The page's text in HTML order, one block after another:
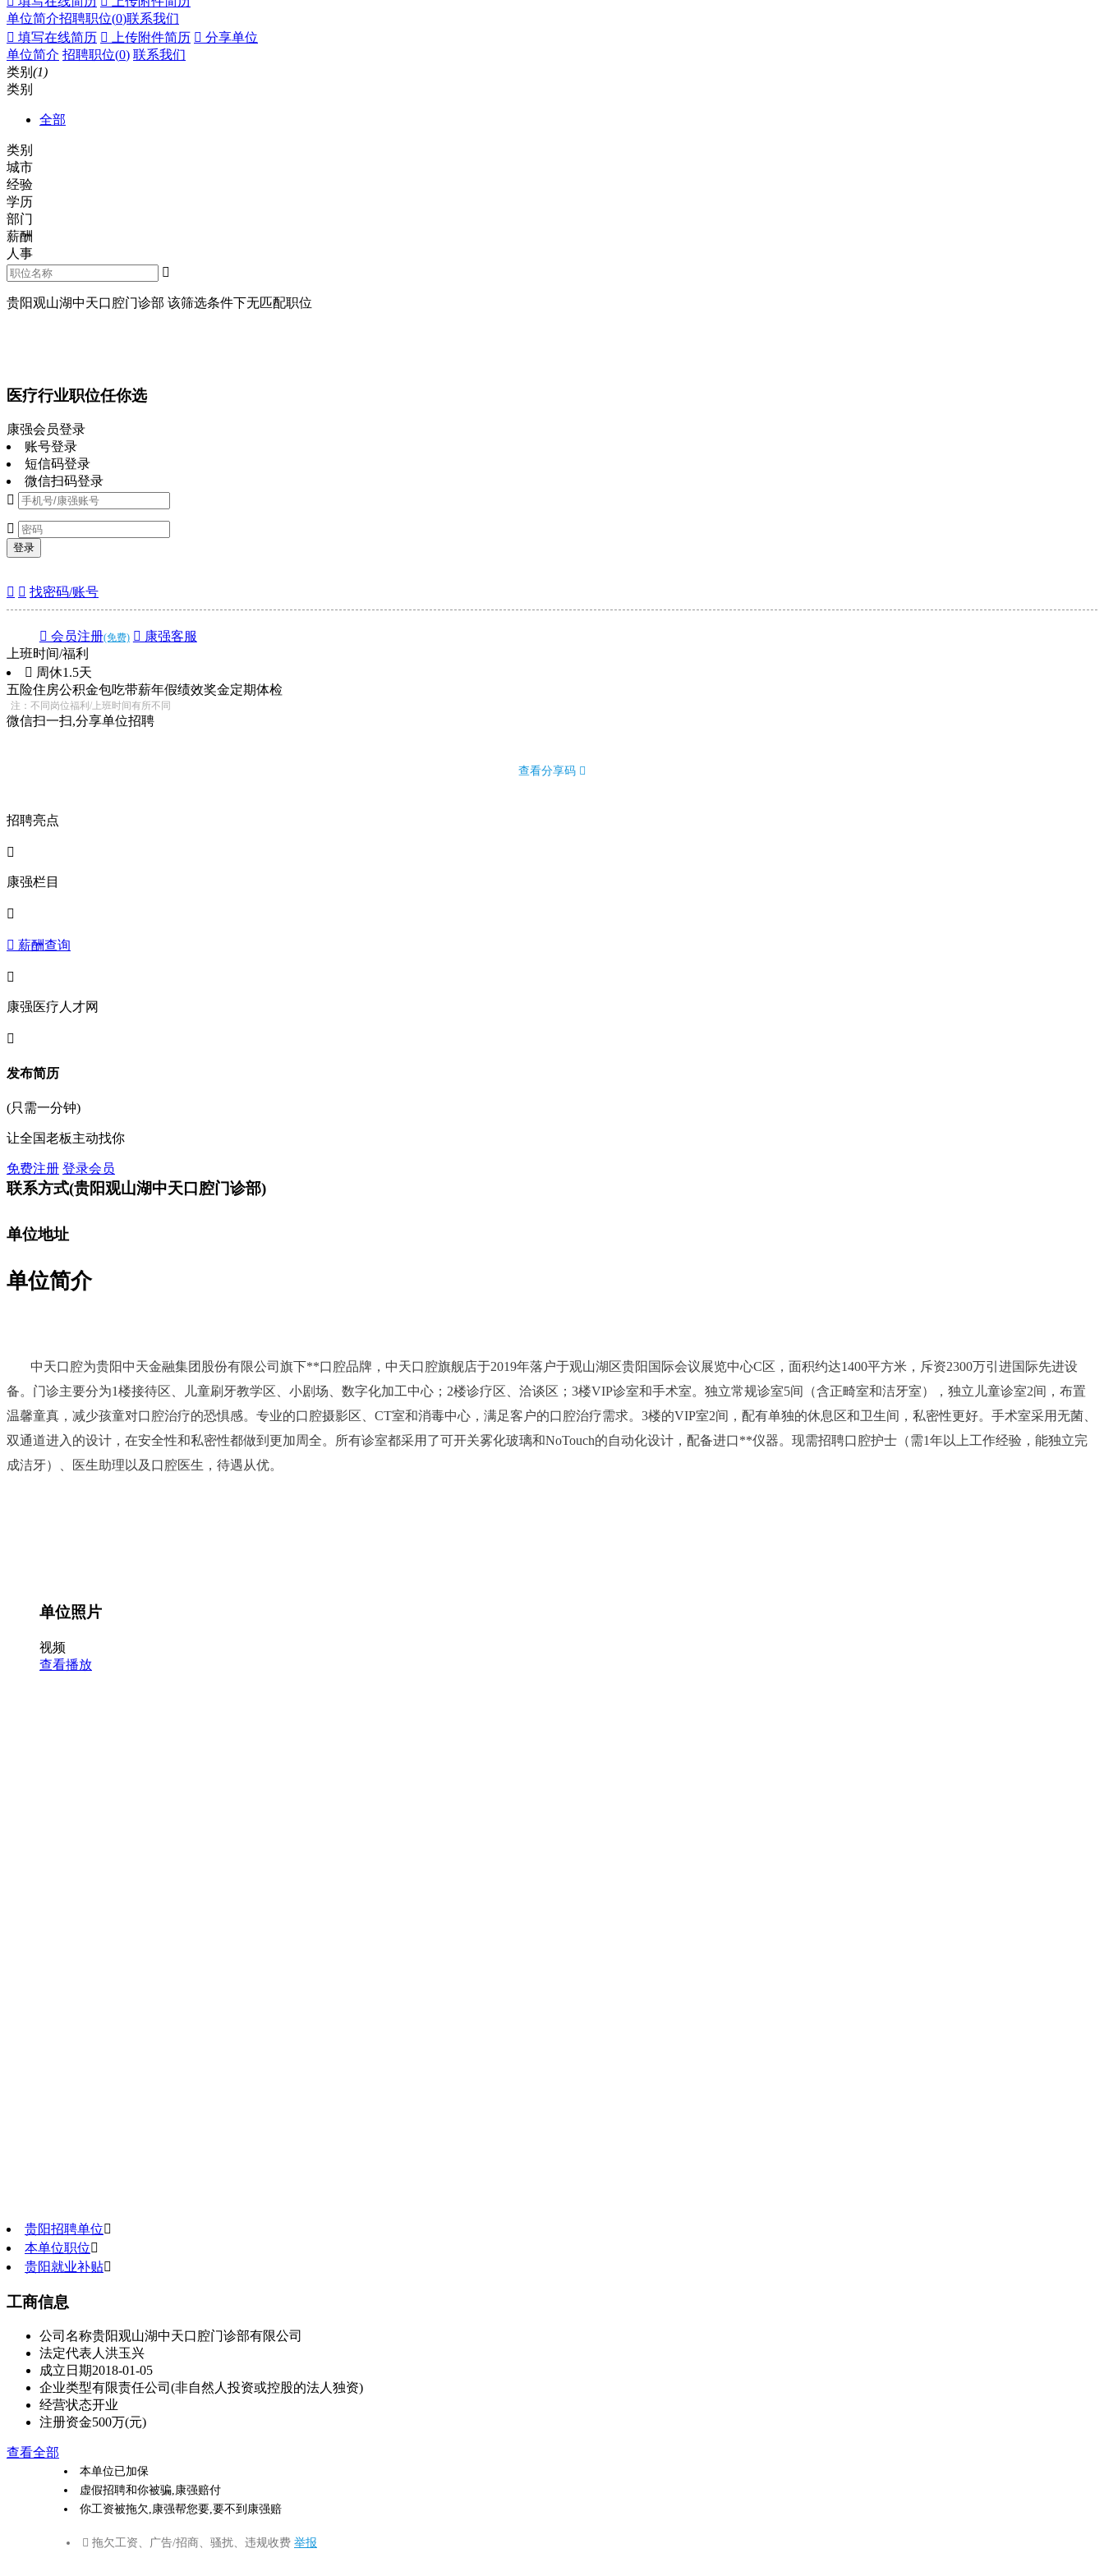
单位简介招聘职位(0)联系我们
 填写在线简历  上传附件简历  分享单位
单位简介 招聘职位(0) 联系我们
类别 (1)
类别
全部
类别
城市
经验
学历
部门
薪酬
人事

贵阳观山湖中天口腔门诊部 该筛选条件下无匹配职位
医疗行业职位任你选
康强会员登录
账号登录
短信码登录
微信扫码登录


登录
  找密码/账号
 会员注册(免费)  康强客服
上班时间/福利
 周休1.5天
五险住房公积金包吃带薪年假绩效奖金定期体检
注：不同岗位福利/上班时间有所不同
微信扫一扫,分享单位招聘
查看分享码 
招聘亮点

康强栏目

 薪酬查询

康强医疗人才网

发布简历
(只需一分钟)
让全国老板主动找你
免费注册 登录会员
联系方式(贵阳观山湖中天口腔门诊部)
单位地址
单位简介
中天口腔为贵阳中天金融集团股份有限公司旗下**口腔品牌，中天口腔旗舰店于2019年落户于观山湖区贵阳国际会议展览中心C区，面积约达1400平方米，斥资2300万引进国际先进设
备。门诊主要分为1楼接待区、儿童刷牙教学区、小剧场、数字化加工中心；2楼诊疗区、洽谈区；3楼VIP诊室和手术室。独立常规诊室5间（含正畸室和洁牙室），独立儿童诊室2间，布置
温馨童真，减少孩童对口腔治疗的恐惧感。专业的口腔摄影区、CT室和消毒中心，满足客户的口腔治疗需求。3楼的VIP室2间，配有单独的休息区和卫生间，私密性更好。手术室采用无菌、
双通道进入的设计，在安全性和私密性都做到更加周全。所有诊室都采用了可开关雾化玻璃和NoTouch的自动化设计，配备进口**仪器。现需招聘口腔护士（需1年以上工作经验，能独立完
成洁牙）、医生助理以及口腔医生，待遇从优。
单位照片
视频
查看播放
贵阳招聘单位
本单位职位
贵阳就业补贴
工商信息
公司名称贵阳观山湖中天口腔门诊部有限公司
法定代表人洪玉兴
成立日期2018-01-05
企业类型有限责任公司(非自然人投资或控股的法人独资)
经营状态开业
注册资金500万(元)
查看全部
本单位已加保
虚假招聘和你被骗,康强赔付
你工资被拖欠,康强帮您要,要不到康强赔
 拖欠工资、广告/招商、骚扰、违规收费 举报